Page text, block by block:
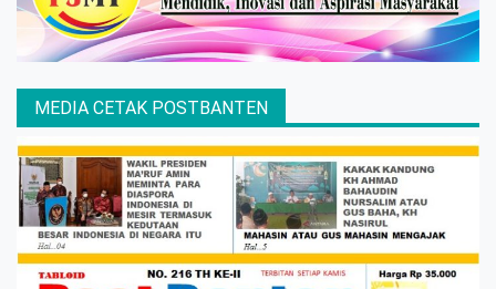
MEDIA CETAK POSTBANTEN